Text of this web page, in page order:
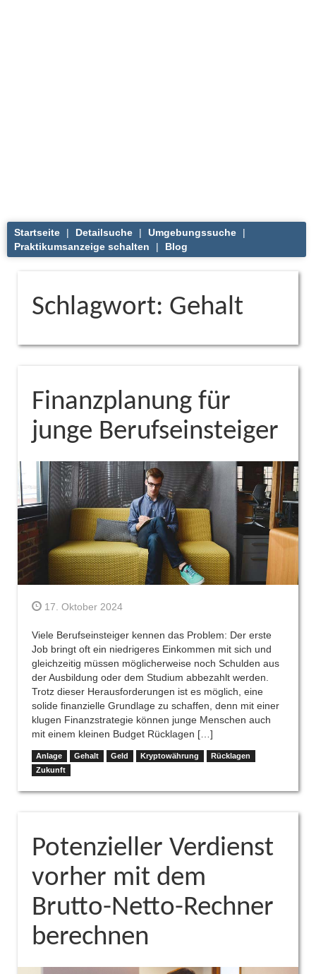
Startseite | Detailsuche | Umgebungssuche
|
Praktikumsanzeige schalten
| Blog
Schlagwort: Gehalt
Finanzplanung für
junge Berufseinsteiger
17. Oktober 2024
Viele Berufseinsteiger kennen das Problem: Der erste
Job bringt oft ein niedrigeres Einkommen mit sich und
gleichzeitig müssen möglicherweise noch Schulden aus
der Ausbildung oder dem Studium abbezahlt werden.
Trotz dieser Herausforderungen ist es möglich, eine
solide finanzielle Grundlage zu schaffen, denn mit einer
klugen Finanzstrategie können junge Menschen auch
mit einem kleinen Budget Rücklagen […]
Anlage Gehalt Geld Kryptowährung
Rücklagen
Zukunft
Potenzieller Verdienst
vorher mit dem
Brutto-Netto-Rechner
berechnen